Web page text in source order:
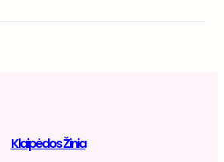
Klaipėdos Žinia